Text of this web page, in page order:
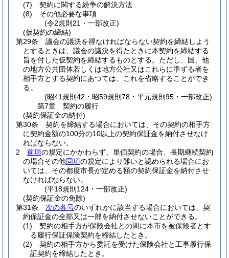
(7)
契約に関する紛争の解決方法
(8)
その他必要な事項
(令2規則21・一部改正)
(仮契約の締結)
第29条
議会の議決を得なければならない契約を締結しよう
とするときは、議会の議決を得たときに本契約を締結する
旨を付した仮契約を締結するものとする。 ただし、国、他
の地方公共団体若しくは地方公社又はこれらに準ずる者を
相手方とする契約にあつては、これを省略することができ
る。
(昭41規則42・昭59規則78・平元規則95・一部改正)
第7章
契約の履行
(契約保証金の納付)
第30条
契約を締結する場合においては、その契約の相手方
に契約金額の100分の10以上の契約保証金を納付させなけ
ればならない。
2
前項の規定にかかわらず、単価契約の場合、長期継続契約
の場合その他同項の規定により難いと認められる場合にお
いては、その都度市長が定める額の契約保証金を納付させ
なければならない。
(平18規則124・一部改正)
(契約保証金の免除)
第31条
次の各号のいずれかに該当する場合においては、契
約保証金の全部又は一部を納付させないことができる。
(1)
契約の相手方が保険会社との間に本市を被保険者とす
る履行保証保険契約を締結したとき。
(2)
契約の相手方から委託を受けた保険会社と工事履行保
証契約を締結したとき。